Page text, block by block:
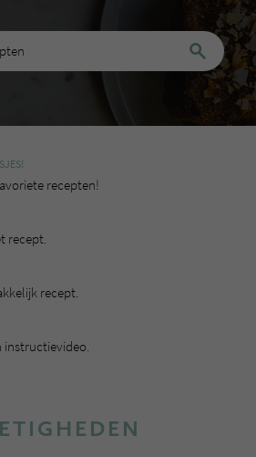
recepten!
recept.
recept.
instructievideo.